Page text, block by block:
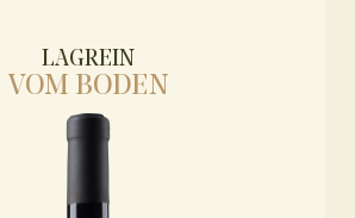
LAGREIN
VOM BODEN